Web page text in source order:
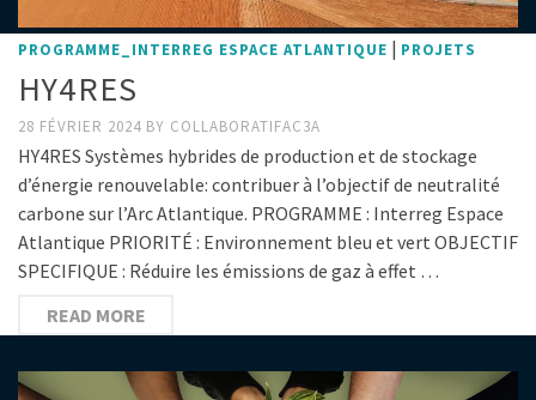
PROGRAMME_INTERREG ESPACE ATLANTIQUE | PROJETS
HY4RES
28 FÉVRIER 2024 BY COLLABORATIFAC3A
HY4RES Systèmes hybrides de production et de stockage
d’énergie renouvelable: contribuer à l’objectif de neutralité
carbone sur l’Arc Atlantique. PROGRAMME : Interreg Espace
Atlantique PRIORITÉ : Environnement bleu et vert OBJECTIF
SPECIFIQUE : Réduire les émissions de gaz à effet …
READ MORE